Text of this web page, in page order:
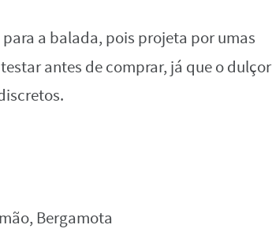
a balada, pois projeta por umas
antes de comprar, já que o dulçor
Bergamota